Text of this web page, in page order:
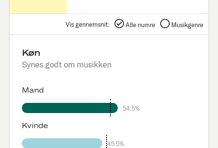
Vis gennemsnit: Alle numre Musikgenre
Køn
Synes godt om musikken
Mand
54.5%
Kvinde
45.5%